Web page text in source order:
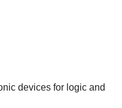
devices for logic and